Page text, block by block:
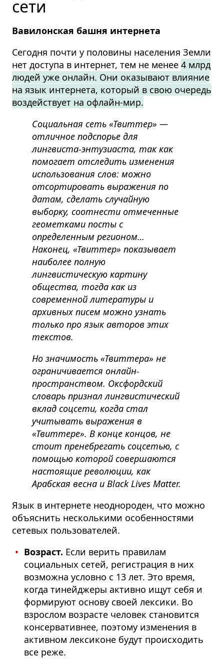
сети
Вавилонская башня интернета
Сегодня почти у половины населения Земли
нет доступа в интернет, тем не менее 4 млрд
людей уже онлайн. Они оказывают влияние
на язык интернета, который в свою очередь
воздействует на офлайн-мир.
Социальная сеть «Твиттер» —
отличное подспорье для
лингвиста-энтузиаста, так как
помогает отследить изменения
использования слов: можно
отсортировать выражения по
датам, сделать случайную
выборку, соотнести отмеченные
геометками посты с
определенным регионом…
Наконец, «Твиттер» показывает
наиболее полную
лингвистическую картину
общества, тогда как из
современной литературы и
архивных писем можно узнать
только про язык авторов этих
текстов.
Но значимость «Твиттера» не
ограничивается онлайн-
пространством. Оксфордский
словарь признал лингвистический
вклад соцсети, когда стал
учитывать выражения в
«Твиттере». В конце концов, не
стоит пренебрегать соцсетью, с
помощью которой совершаются
настоящие революции, как
Арабская весна и Black Lives Matter.
Язык в интернете неоднороден, что можно
объяснить несколькими особенностями
сетевых пользователей.
Возраст. Если верить правилам
социальных сетей, регистрация в них
возможна условно с 13 лет. Это время,
когда тинейджеры активно ищут себя и
формируют основу своей лексики. Во
взрослом возрасте человек становится
консервативнее, поэтому изменения в
активном лексиконе будут происходить
все реже.